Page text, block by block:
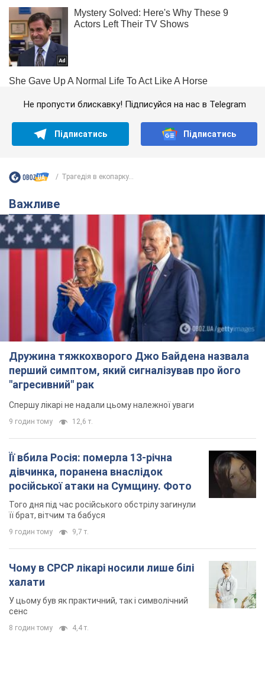
Не пропусти блискавку! Підписуйся на нас в Telegram
Підписатись Підписатись
Трагедія в екопарку...
Важливе
Дружина тяжкохворого Джо Байдена назвала
перший симптом, який сигналізував про його
"агресивний" рак
Спершу лікарі не надали цьому належної уваги
9 годин тому 12,6 т.
Її вбила Росія: померла 13-річна
дівчинка, поранена внаслідок
російської атаки на Сумщину. Фото
Того дня під час російського обстрілу загинули
її брат, вітчим та бабуся
9 годин тому 9,7 т.
Чому в СРСР лікарі носили лише білі
халати
У цьому був як практичний, так і символічний
сенс
8 годин тому 4,4 т.